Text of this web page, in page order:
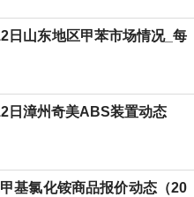
日山东地区甲苯市场情况_每
日漳州奇美ABS装置动态
基氯化铵商品报价动态（20